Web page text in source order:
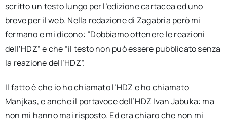
scritto un testo lungo per l’edizione cartacea ed uno
breve per il web. Nella redazione di Zagabria però mi
fermano e mi dicono: ”Dobbiamo ottenere le reazioni
dell’HDZ” e che “il testo non può essere pubblicato senza
la reazione dell’HDZ”.
Il fatto è che io ho chiamato l’HDZ e ho chiamato
Manjkas, e anche il portavoce dell’HDZ Ivan Jabuka: ma
non mi hanno mai risposto. Ed era chiaro che non mi